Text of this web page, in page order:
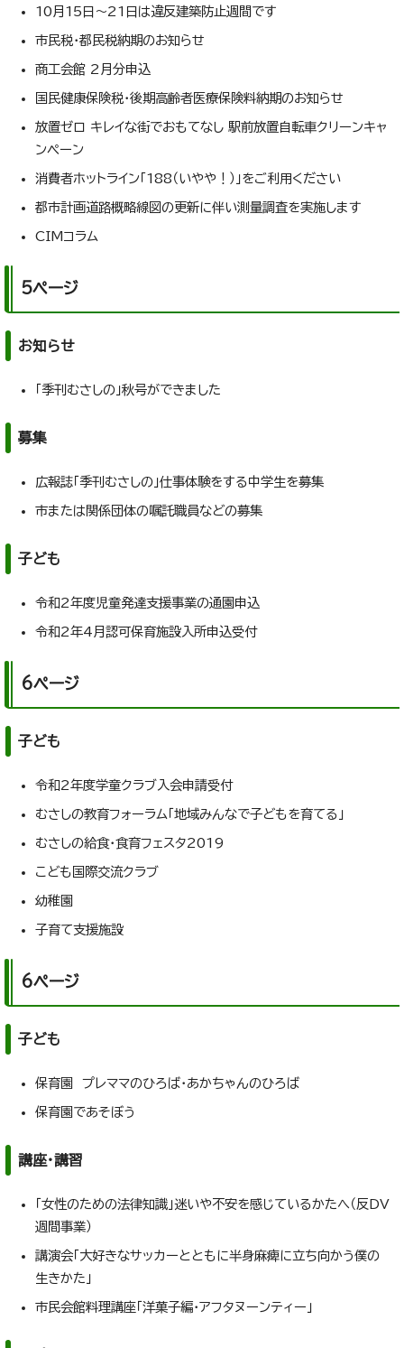
10月15日～21日は違反建築防止週間です
市民税・都民税納期のお知らせ
商工会館 2月分申込
国民健康保険税・後期高齢者医療保険料納期のお知らせ
放置ゼロ キレイな街でおもてなし 駅前放置自転車クリーンキャ
ンペーン
消費者ホットライン「188（いやや！）」をご利用ください
都市計画道路概略線図の更新に伴い測量調査を実施します
CIMコラム
5ページ
お知らせ
「季刊むさしの」秋号ができました
募集
広報誌「季刊むさしの」仕事体験をする中学生を募集
市または関係団体の嘱託職員などの募集
子ども
令和2年度児童発達支援事業の通園申込
令和2年4月認可保育施設入所申込受付
6ページ
子ども
令和2年度学童クラブ入会申請受付
むさしの教育フォーラム「地域みんなで子どもを育てる」
むさしの給食・食育フェスタ2019
こども国際交流クラブ
幼稚園
子育て支援施設
6ページ
子ども
保育園 プレママのひろば・あかちゃんのひろば
保育園であそぼう
講座・講習
「女性のための法律知識」迷いや不安を感じているかたへ（反DV
週間事業）
講演会「大好きなサッカーとともに半身麻痺に立ち向かう僕の
生きかた」
市民会館料理講座「洋菓子編・アフタヌーンティー」